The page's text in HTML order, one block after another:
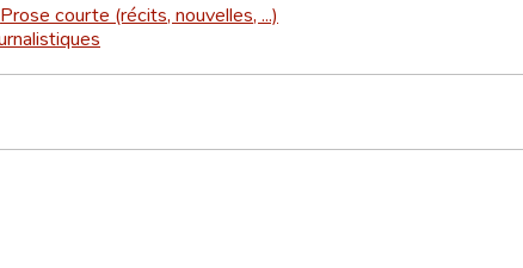
Prose courte (récits, nouvelles, ...)